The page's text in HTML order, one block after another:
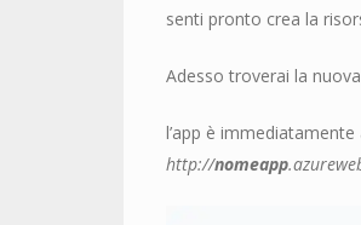
senti pronto crea la
Adesso troverai la
l’app è
http://nomeapp